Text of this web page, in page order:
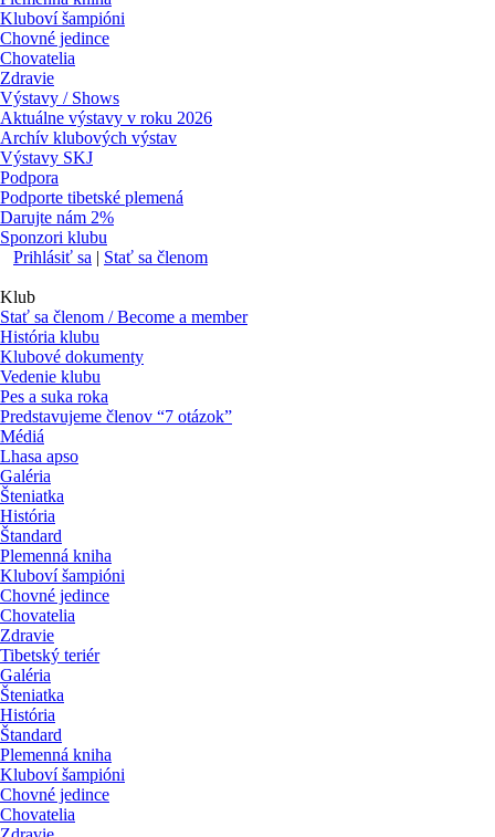
Kluboví šampióni
Chovné jedince
Chovatelia
Zdravie
Výstavy / Shows
Aktuálne výstavy v roku 2026
Archív klubových výstav
Výstavy SKJ
Podpora
Podporte tibetské plemená
Darujte nám 2%
Sponzori klubu
Prihlásiť sa | Stať sa členom
Klub
Stať sa členom / Become a member
História klubu
Klubové dokumenty
Vedenie klubu
Pes a suka roka
Predstavujeme členov “7 otázok”
Médiá
Lhasa apso
Galéria
Šteniatka
História
Štandard
Plemenná kniha
Kluboví šampióni
Chovné jedince
Chovatelia
Zdravie
Tibetský teriér
Galéria
Šteniatka
História
Štandard
Plemenná kniha
Kluboví šampióni
Chovné jedince
Chovatelia